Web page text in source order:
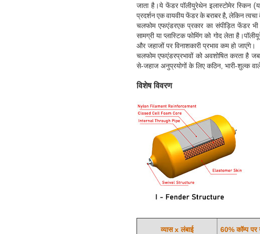
जाता है।ये फेंडर पॉलीयुरेथेन इलास्टोमेर स्किन
प्रदर्शन एक वायवीय फेंडर के बराबर है, लेकिन
चलफोम एफएंडरएक प्रकार का संपीड़ित फेंडर भी
सामग्री या प्लास्टिक फोमिंग को गोद लेता
और जहाजों पर विनाशकारी प्रभाव कम हो जाएंगे।
चलफोम एफएंडरप्रभावों को अवशोषित करता है
से-जहाज अनुप्रयोगों के लिए कठिन, भारी-शुल्क
विशेष विवरण
व्यास x लंबाई 60% कॉम्प पर